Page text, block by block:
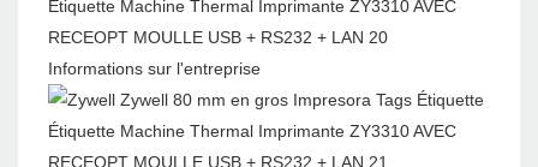
Informations sur l'entreprise